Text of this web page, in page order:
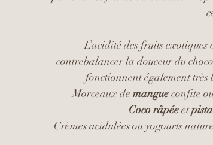
L’acidité des fruits
contrebalancer la douceur du
fonctionnent également très
Morceaux de mangue confite
Coco râpée et
Crèmes acidulées ou yogourts